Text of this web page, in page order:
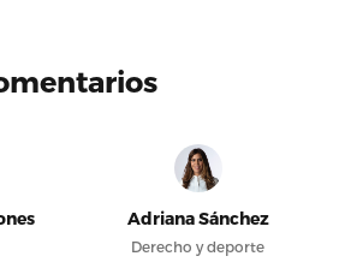
Adriana Sánchez
Derecho y deporte